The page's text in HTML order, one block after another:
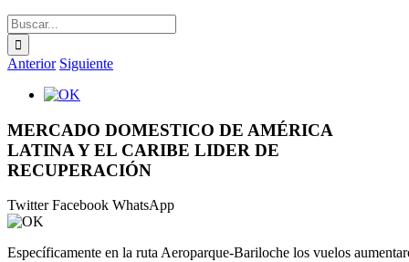
Buscar:
Anterior Siguiente
Ver
más
grande
MERCADO DOMESTICO DE AMÉRICA
LATINA Y EL CARIBE LIDER DE
RECUPERACIÓN
TwitterFacebook WhatsApp
Específicamente en la ruta Aeroparque-Bariloche los vuelos